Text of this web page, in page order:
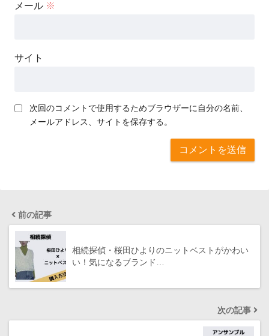
メール ※
サイト
次回のコメントで使用するためブラウザーに自分の名前、
メールアドレス、サイトを保存する。
前の記事
相続探偵・桜田ひよりのニットベストがかわい
い！気になるブランド…
次の記事